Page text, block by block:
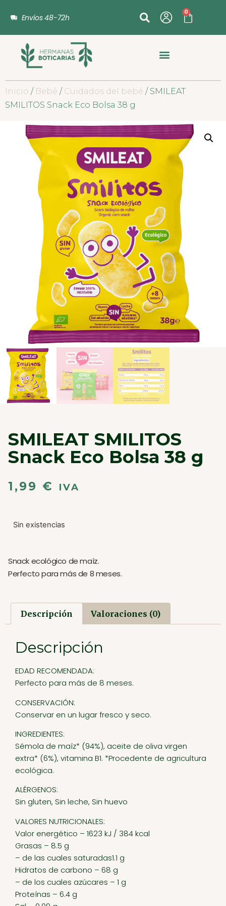
Envíos 48-72h
0
Inicio / Bebé / Cuidados del bebé / SMILEAT
SMILITOS Snack Eco Bolsa 38 g
SMILEAT SMILITOS
Snack Eco Bolsa 38 g
1,99 € IVA
Sin existencias
Snack ecológico de maíz.
Perfecto para más de 8 meses.
Descripción Valoraciones (0)
Descripción
EDAD RECOMENDADA:
Perfecto para más de 8 meses.
CONSERVACIÓN:
Conservar en un lugar fresco y seco.
INGREDIENTES:
Sémola de maíz* (94%), aceite de oliva virgen
extra* (6%), vitamina B1. *Procedente de agricultura
ecológica.
ALÉRGENOS:
Sin gluten, Sin leche, Sin huevo
VALORES NUTRICIONALES:
Valor energético – 1623 kJ / 384 kcal
Grasas – 8.5 g
– de las cuales saturadas1.1 g
Hidratos de carbono – 68 g
– de los cuales azúcares – 1 g
Proteínas – 6.4 g